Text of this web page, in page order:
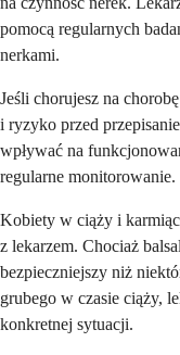
pomocą regularnych
nerkami.
Jeśli chorujesz na
i ryzyko przed
wpływać na
regularne monitorowanie.
Kobiety w ciąży i
z lekarzem. Chociaż
bezpieczniejszy niż
grubego w czasie ciąży,
konkretnej sytuacji.